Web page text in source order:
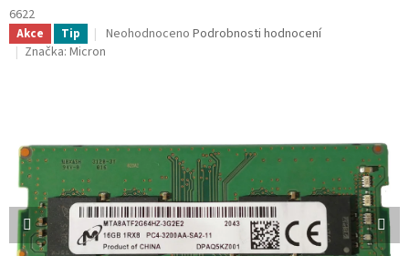
6622
Akce Tip
Průměrné
hodnocení
hvězdiček.
Neohodnoceno Podrobnosti hodnocení
Značka: Micron